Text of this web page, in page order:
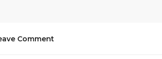
Comment